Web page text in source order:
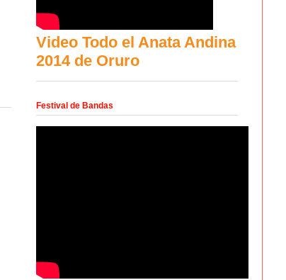
Video Todo el Anata Andina
2014 de Oruro
Festival de Bandas